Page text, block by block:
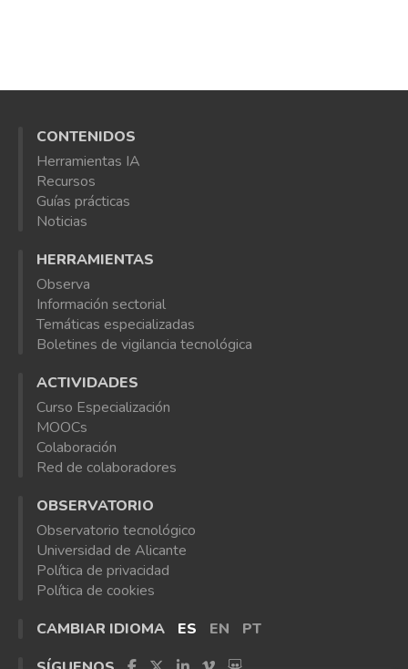
CONTENIDOS
Herramientas IA
Recursos
Guías prácticas
Noticias
HERRAMIENTAS
Observa
Información sectorial
Temáticas especializadas
Boletines de vigilancia tecnológica
ACTIVIDADES
Curso Especialización
MOOCs
Colaboración
Red de colaboradores
OBSERVATORIO
Observatorio tecnológico
Universidad de Alicante
Política de privacidad
Política de cookies
CAMBIAR IDIOMA
ES EN
PT